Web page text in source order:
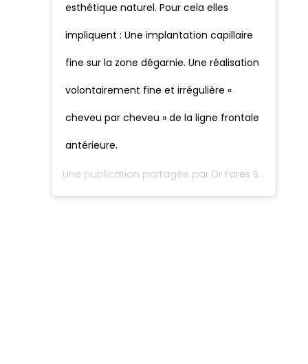
esthétique naturel. Pour cela elles
impliquent : Une implantation capillaire
fine sur la zone dégarnie. Une réalisation
volontairement fine et irrégulière «
cheveu par cheveu » de la ligne frontale
antérieure.
Une publication partagée par Dr Fares Seffen